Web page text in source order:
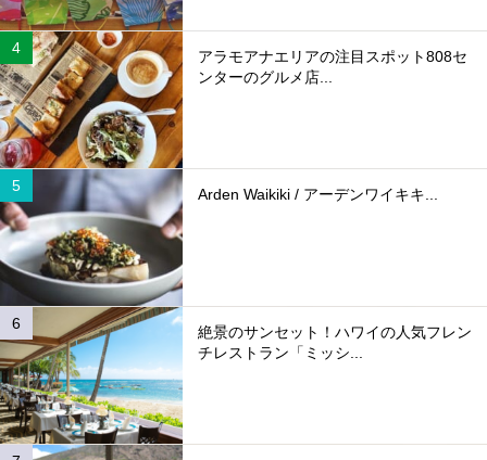
アラモアナエリアの注目スポット808セ
ンターのグルメ店...
Arden Waikiki / アーデンワイキキ...
絶景のサンセット！ハワイの人気フレン
チレストラン「ミッシ...